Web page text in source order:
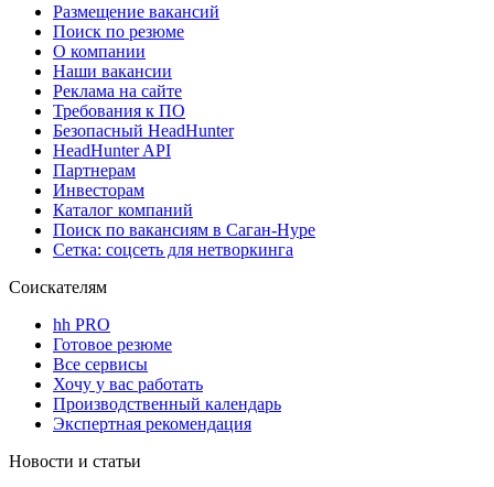
Размещение вакансий
Поиск по резюме
О компании
Наши вакансии
Реклама на сайте
Требования к ПО
Безопасный HeadHunter
HeadHunter API
Партнерам
Инвесторам
Каталог компаний
Поиск по вакансиям в Саган-Нуре
Сетка: соцсеть для нетворкинга
Соискателям
hh PRO
Готовое резюме
Все сервисы
Хочу у вас работать
Производственный календарь
Экспертная рекомендация
Новости и статьи